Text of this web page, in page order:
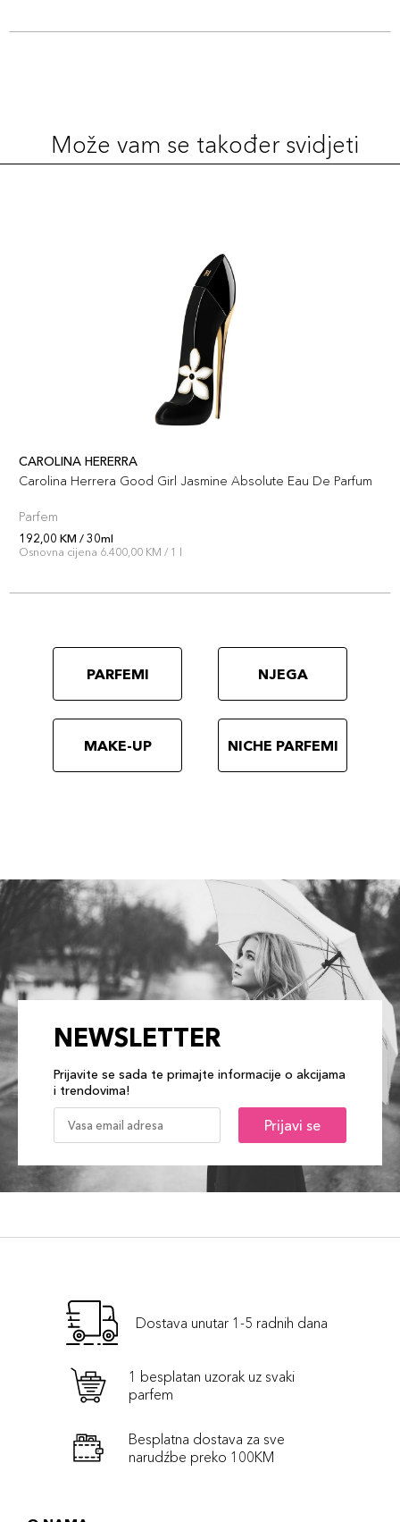
Može vam se također svidjeti
CAROLINA HERERRA
Carolina Herrera Good Girl Jasmine Absolute Eau De Parfum
Parfem
192,00 KM / 30ml
Osnovna cijena 6.400,00 KM / 1 l
PARFEMI NJEGA
MAKE-UP NICHE PARFEMI
NEWSLETTER
Prijavite se sada te primajte informacije o akcijama
i trendovima!
Prijavi se
Dostava unutar 1-5 radnih dana
1 besplatan uzorak uz svaki
parfem
Besplatna dostava za sve
narudźbe preko 100KM